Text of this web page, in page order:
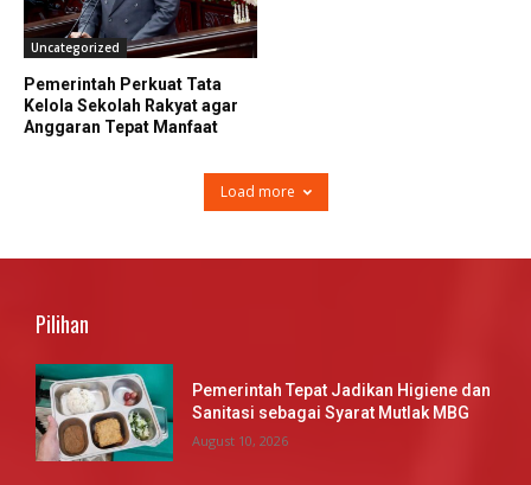
Uncategorized
Pemerintah Perkuat Tata
Kelola Sekolah Rakyat agar
Anggaran Tepat Manfaat
Load more
Pilihan
Pemerintah Tepat Jadikan Higiene dan
Sanitasi sebagai Syarat Mutlak MBG
August 10, 2026